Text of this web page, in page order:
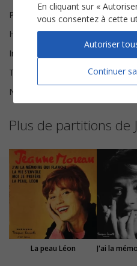
Paroles et Musique
Harmonisation
Instrumentation
Tonalité
Nombre de pages
Plus de partitions de
La peau Léon
En cliquant sur «
vous consentez à cette
Continuer
Autoriser